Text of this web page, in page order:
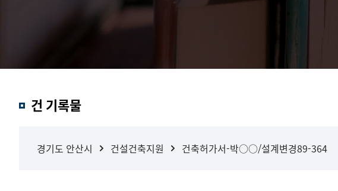
검색건 기록물
경기도 안산시 건설건축지원 건축허가서-박○○/설계변경89-364